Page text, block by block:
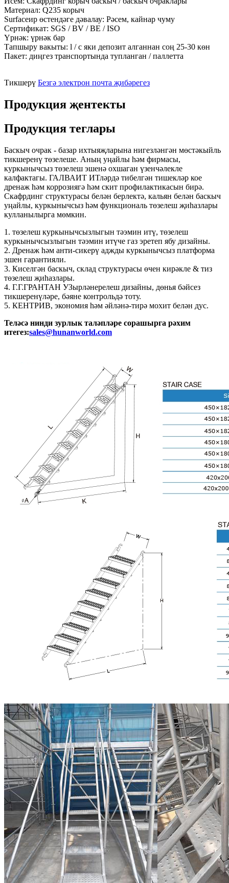
Материал: Q235 корыч
Surfaceир өстендәге дәвалау: Рәсем, кайнар чуму
Сертификат: SGS / BV / BE / ISO
Үрнәк: үрнәк бар
Тапшыру вакыты: l / c яки депозит алганнан соң 25-30 көн
Пакет: диңгез транспортында тупланган / паллетта
Тикшерү Безгә электрон почта җибәрегез
Продукция җентекты
Продукция теглары
Баскыч очрак - базар ихтыяҗларына нигезләнгән мөстәкыйль
тикшеренү төзелеше. Аның уңайлы һәм фирмасы,
куркынычсыз төзелеш эшенә охшаган үзенчәлекле
калфактагы. ГАЛВАИТ ИТләрдә тибелгән тишекләр кое
дренаж һәм коррозиягә һәм скит профилактикасын бирә.
Скафрдинг структурасы белән берлектә, кальян белән баскыч
уңайлы, куркынычсыз һәм функциональ төзелеш җиһазлары
кулланылырга мөмкин.
1. төзелеш куркынычсызлыгын тәэмин итү, төзелеш
куркынычсызлыгын тәэмин итүче газ эретеп ябу дизайны.
2. Дренаж һәм анти-сикерү аджды куркынычсыз платформа
эшен гарантияли.
3. Киселгән баскыч, склад структурасы өчен кирәкле & тиз
төзелеш җиһазлары.
4. Г.Г.ГРАНТАН УЗырләнерелеш дизайны, дөнья бәйсез
тикшеренүләре, бәяне контрольдә тоту.
5. КЕНТРИВ, экономия һәм әйләнә-тирә мохит белән дус.
Теләсә нинди зурлык таләпләре сорашырга рәхим
итегез:sales@hunanworld.com